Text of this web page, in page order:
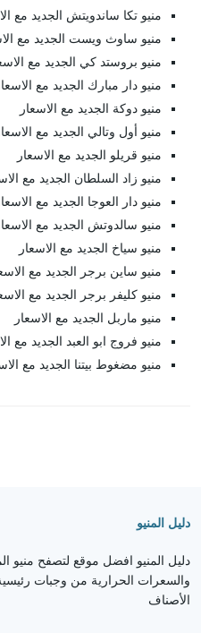
منيو تكا ساندويتش الجديد مع
منيو ساوث ويست الجديد مع
منيو بروستد كي الجديد مع
منيو دار مبارك الجديد مع
منيو دوكة الجديد مع الاسعار
منيو أول وتالي الجديد مع
منيو قريلو الجديد مع الاسعار
منيو زاد السلطان الجديد مع
منيو دار العوجا الجديد مع
منيو سالدوتش الجديد مع
منيو سياخ الجديد مع الاسعار
منيو ساين برجر الجديد مع
منيو كليفر برجر الجديد مع
منيو ماربل الجديد مع الاسعار
منيو فروج ابو العبد الجديد مع
منيو مضغوط بيتنا الجديد مع
دليل المنيو
دليل المنيو افضل موقع لتصفح منيو
والسعرات الحرارية من وجبات
الأصناف